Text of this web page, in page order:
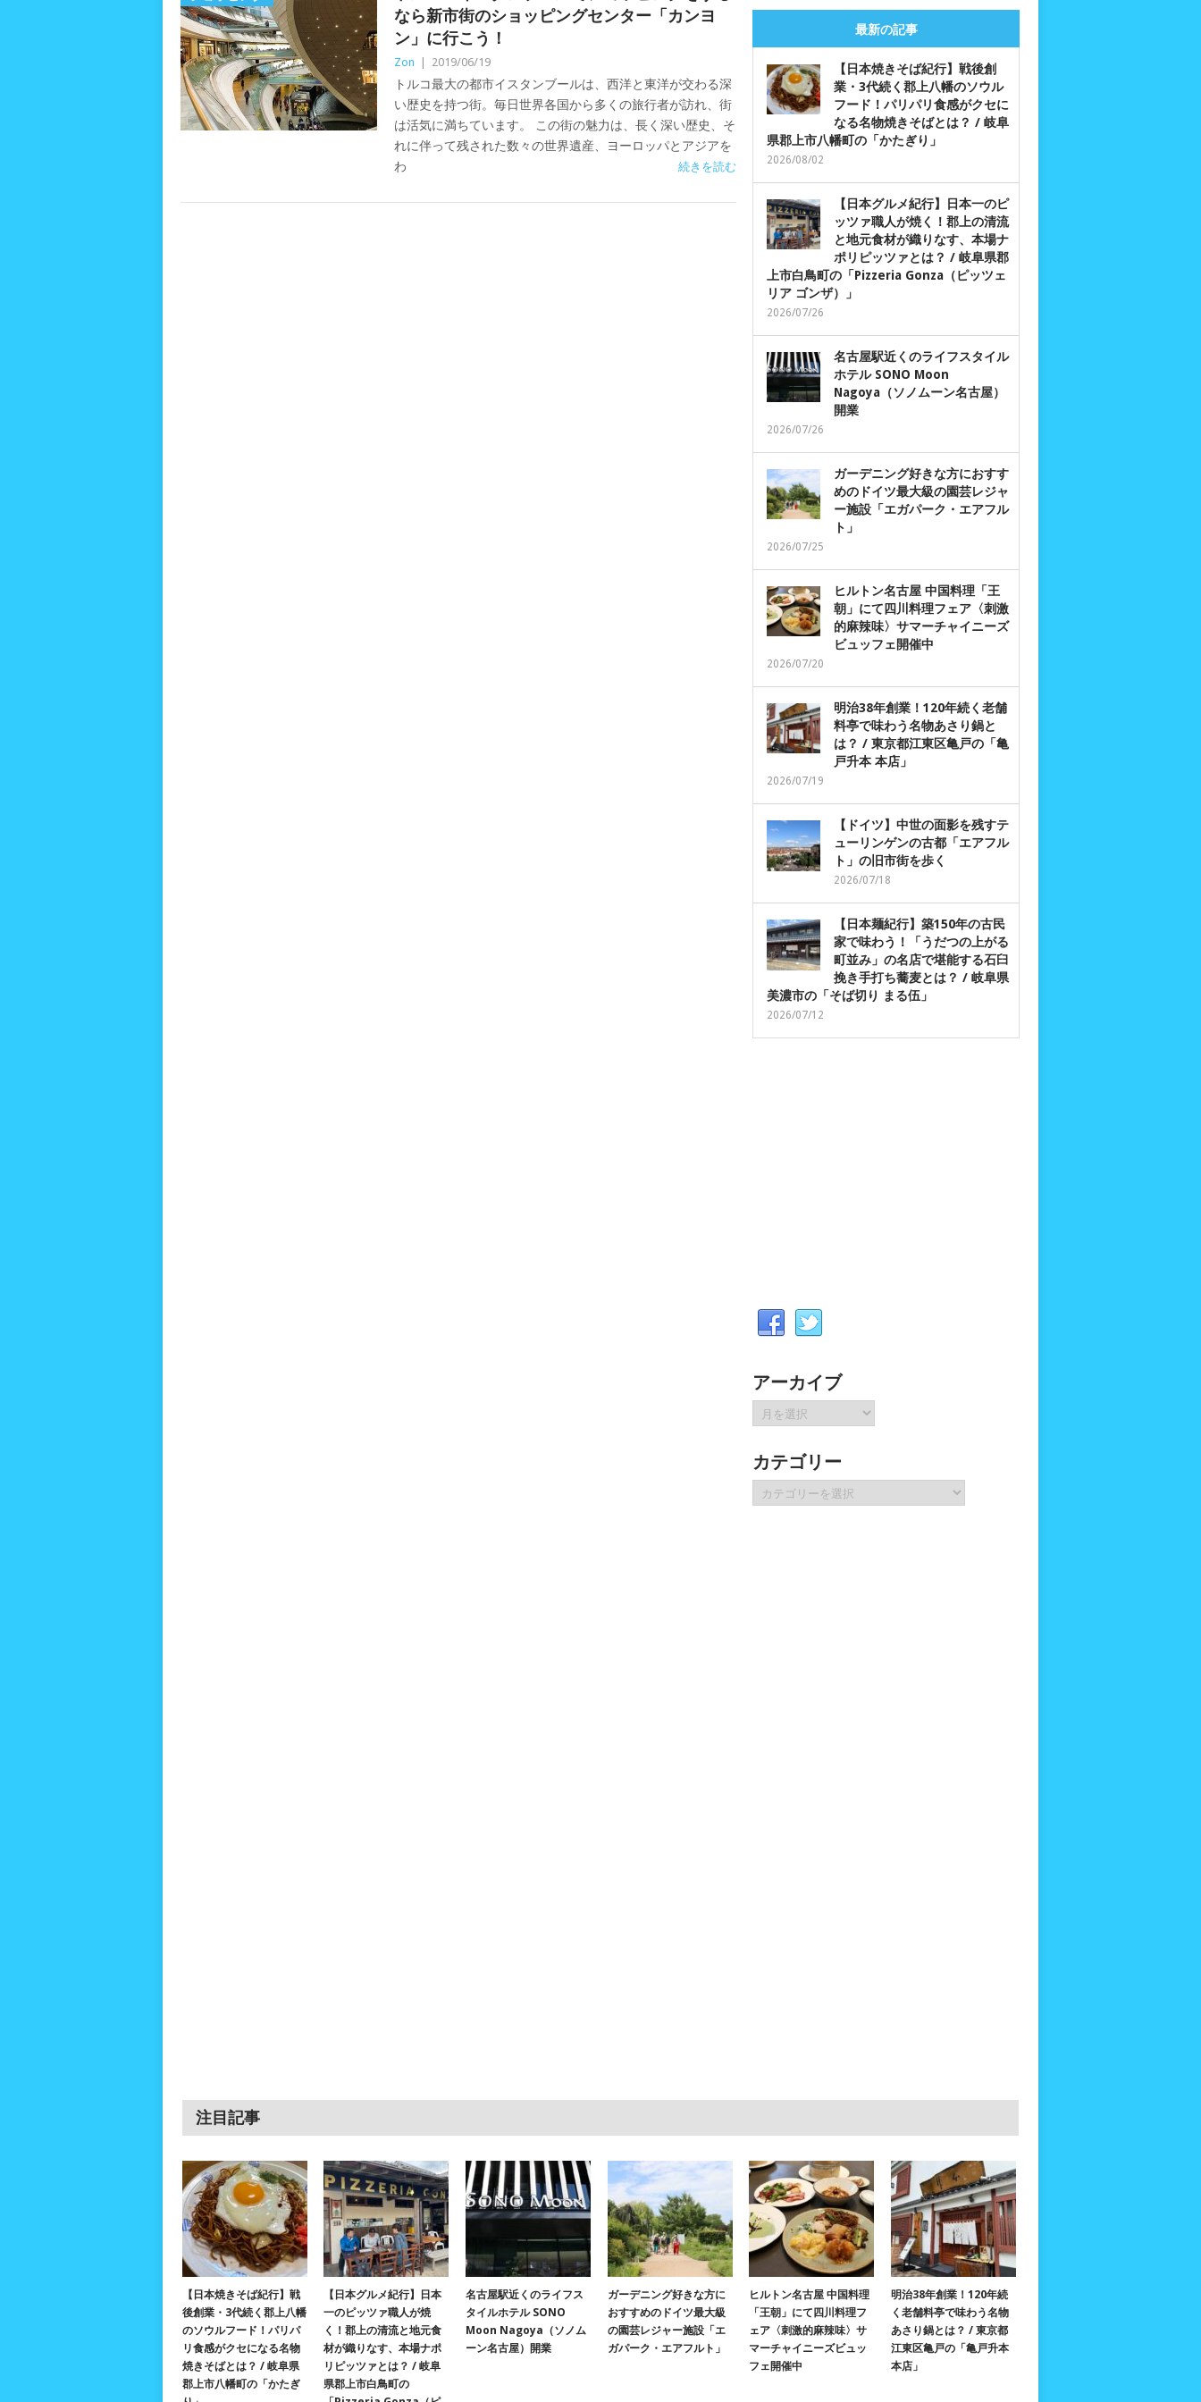
なら新市街のショッピングセンター「カンヨ
ン」に行こう！
Zon 2019/06/19
トルコ最大の都市イスタンブールは、西洋と東洋が交わる深
い歴史を持つ街。毎日世界各国から多くの旅行者が訪れ、街
は活気に満ちています。 この街の魅力は、長く深い歴史、そ
れに伴って残された数々の世界遺産、ヨーロッパとアジアを
わ
続きを読む
最新の記事
【日本焼きそば紀行】戦後創
業・3代続く郡上八幡のソウル
フード！パリパリ食感がクセに
なる名物焼きそばとは？ / 岐阜
県郡上市八幡町の「かたぎり」
2026/08/02
【日本グルメ紀行】日本一のピ
ッツァ職人が焼く！郡上の清流
と地元食材が織りなす、本場ナ
ポリピッツァとは？ / 岐阜県郡
上市白鳥町の「Pizzeria Gonza（ピッツェ
リア ゴンザ）」
2026/07/26
名古屋駅近くのライフスタイル
ホテル SONO Moon
Nagoya（ソノムーン名古屋）
開業
2026/07/26
ガーデニング好きな方におすす
めのドイツ最大級の園芸レジャ
ー施設「エガパーク・エアフル
ト」
2026/07/25
ヒルトン名古屋 中国料理「王
朝」にて四川料理フェア〈刺激
的麻辣味〉サマーチャイニーズ
ビュッフェ開催中
2026/07/20
明治38年創業！120年続く老舗
料亭で味わう名物あさり鍋と
は？ / 東京都江東区亀戸の「亀
戸升本 本店」
2026/07/19
【ドイツ】中世の面影を残すテ
ューリンゲンの古都「エアフル
ト」の旧市街を歩く
2026/07/18
【日本麺紀行】築150年の古民
家で味わう！「うだつの上がる
町並み」の名店で堪能する石臼
挽き手打ち蕎麦とは？ / 岐阜県
美濃市の「そば切り まる伍」
2026/07/12
アーカイブ
ア
ー
イ
ブ
カテゴリー
テ
注目記事
【日本焼きそば紀行】戦
後創業・3代続く郡上八幡
のソウルフード！パリパ
リ食感がクセになる名物
焼きそばとは？ / 岐阜県
郡上市八幡町の「かたぎ
【日本グルメ紀行】日本
一のピッツァ職人が焼
く！郡上の清流と地元食
材が織りなす、本場ナポ
リピッツァとは？ / 岐阜
県郡上市白鳥町の
名古屋駅近くのライフス
タイルホテル SONO
Moon Nagoya（ソノム
ーン名古屋）開業
ガーデニング好きな方に
おすすめのドイツ最大級
の園芸レジャー施設「エ
ガパーク・エアフルト」
ヒルトン名古屋 中国料理
「王朝」にて四川料理フ
ェア〈刺激的麻辣味〉サ
マーチャイニーズビュッ
フェ開催中
明治38年創業！120年続
く老舗料亭で味わう名物
あさり鍋とは？ / 東京都
江東区亀戸の「亀戸升本
本店」